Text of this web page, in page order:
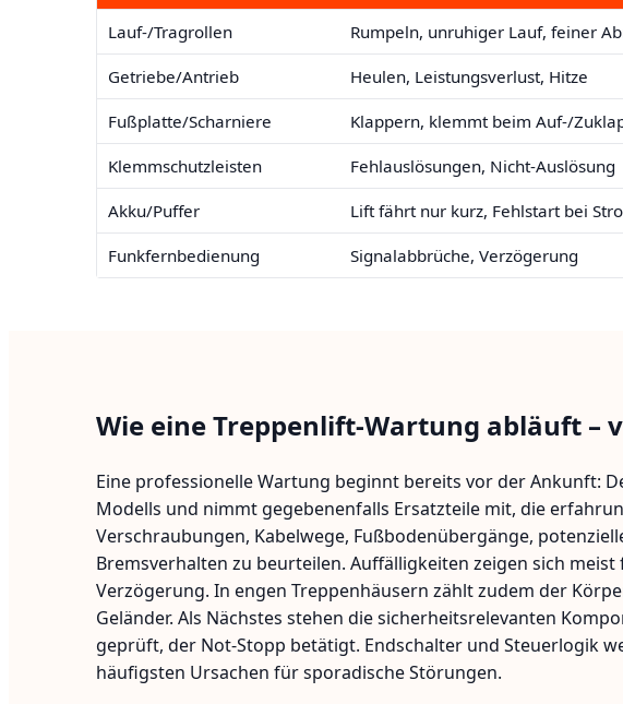
Lauf-/Tragrollen Rumpeln, unruhiger Lauf, feiner
Getriebe/Antrieb Heulen, Leistungsverlust, Hitze
Fußplatte/Scharniere Klappern, klemmt beim Auf-/
Klemmschutzleisten Fehlauslösungen, Nicht-Auslösung
Akku/Puffer Lift fährt nur kurz, Fehlstart bei
Funkfernbedienung Signalabbrüche, Verzögerung
Wie eine Treppenlift-Wartung abläuft –
Eine professionelle Wartung beginnt bereits vor der Ankunft:
Modells und nimmt gegebenenfalls Ersatzteile mit, die
Verschraubungen, Kabelwege, Fußbodenübergänge,
Bremsverhalten zu beurteilen. Auffälligkeiten zeigen sich
Verzögerung. In engen Treppenhäusern zählt zudem der
Geländer. Als Nächstes stehen die sicherheitsrelevanten
geprüft, der Not-Stopp betätigt. Endschalter und Steuerlogik
häufigsten Ursachen für sporadische Störungen.